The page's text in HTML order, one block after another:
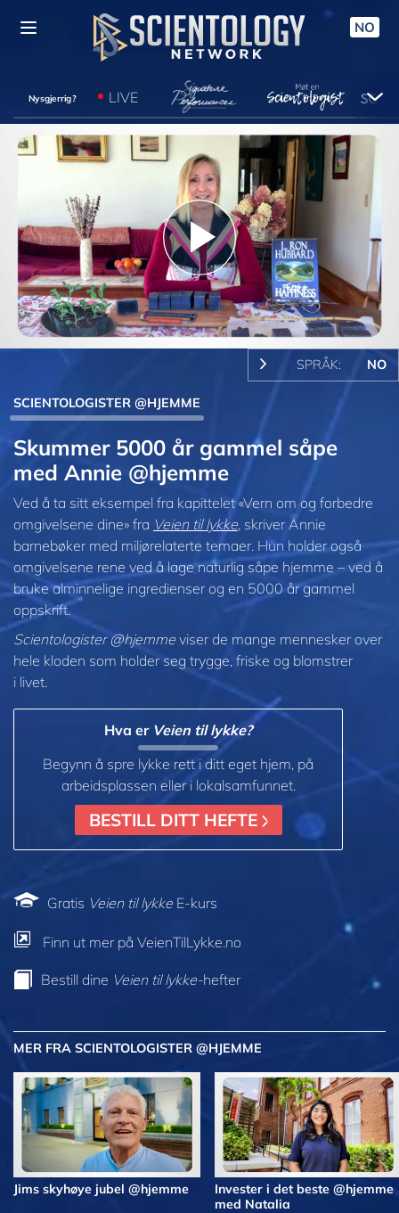
NO
Nysgjerrig? LIVE
Play
Video
SPRÅK: NO
SCIENTOLOGISTER @HJEMME
Skummer 5000 år gammel såpe
med Annie @hjemme
Ved å ta sitt eksempel fra kapittelet «Vern om og forbedre
omgivelsene dine» fra Veien til lykke , skriver Annie
barnebøker med miljørelaterte temaer. Hun holder også
omgivelsene rene ved å lage naturlig såpe hjemme – ved å
bruke alminnelige ingredienser og en 5000 år gammel
oppskrift.
Scientologister @hjemme viser de mange mennesker over
hele kloden som holder seg trygge, friske og blomstrer
i livet.
Hva er Veien til lykke?
Begynn å spre lykke rett i ditt eget hjem, på
arbeidsplassen eller i lokalsamfunnet.
BESTILL DITT HEFTE
Gratis Veien til lykke E-kurs
Finn ut mer på VeienTilLykke.no
Bestill dine Veien til lykke-hefter
MER FRA SCIENTOLOGISTER @HJEMME
Jims skyhøye jubel @hjemme
Invester i det beste @hjemme
med Natalia